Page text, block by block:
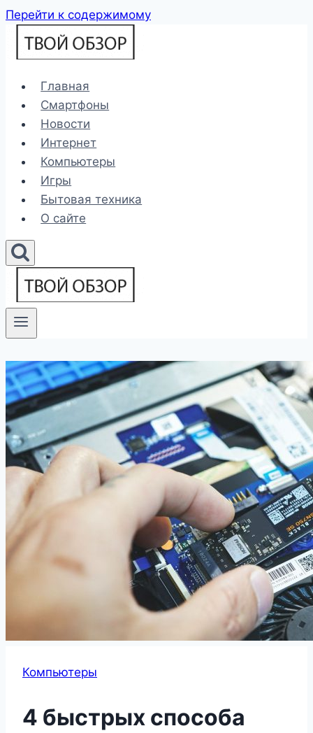
Перейти к содержимому
Главная
Смартфоны
Новости
Интернет
Компьютеры
Игры
Бытовая техника
О сайте
Компьютеры
4 быстрых способа